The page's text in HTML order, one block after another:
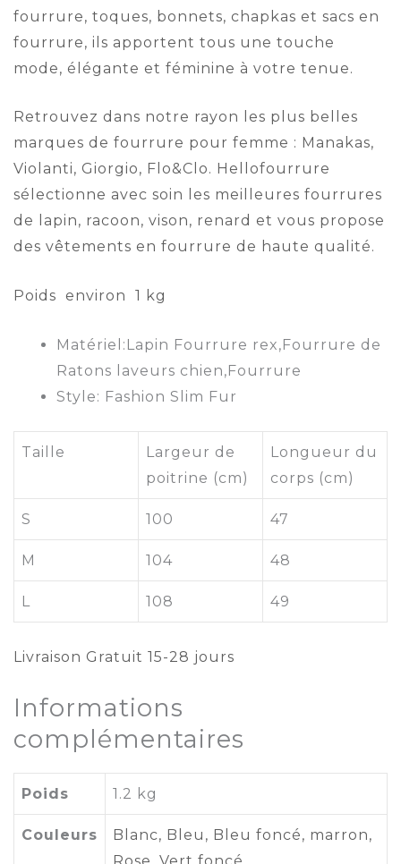
fourrure, toques, bonnets, chapkas et sacs en
fourrure, ils apportent tous une touche
mode, élégante et féminine à votre tenue.
Retrouvez dans notre rayon les plus belles
marques de fourrure pour femme : Manakas,
Violanti, Giorgio, Flo&Clo. Hellofourrure
sélectionne avec soin les meilleures fourrures
de lapin, racoon, vison, renard et vous propose
des vêtements en fourrure de haute qualité.
Poids environ 1 kg
Matériel: Lapin Fourrure rex,Fourrure de
Ratons laveurs chien,Fourrure
Style: Fashion Slim Fur
Taille
Largeur de
poitrine (cm)
Longueur du
corps (cm)
S 100 47
M 104 48
L 108 49
Livraison Gratuit 15-28 jours
Informations
complémentaires
Poids 1.2 kg
Couleurs
Blanc, Bleu, Bleu foncé, marron,